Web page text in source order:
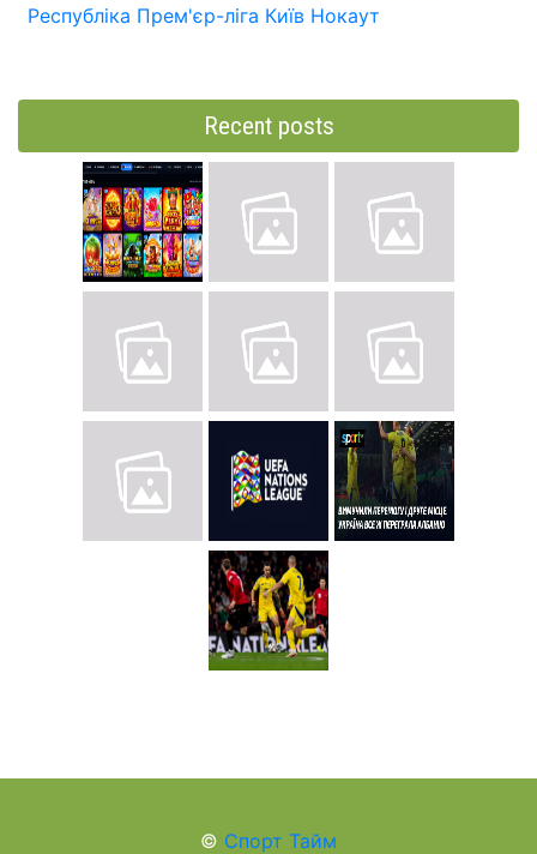
Республіка Прем'єр-ліга Київ Нокаут
Recent posts
© Спорт Тайм